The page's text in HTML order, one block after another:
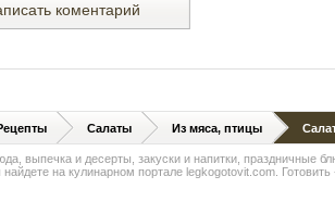
коментарий
Салаты Из мяса, птицы
выпечка и десерты, закуски и напитки, праздничные
на кулинарном портале legkogotovit.com. Готовить